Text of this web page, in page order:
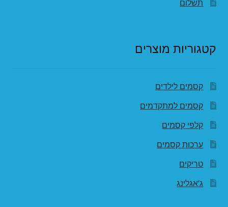
תשלום
קטגוריות מוצרים
קסמים לילדים
קסמים למתקדמים
קלפי קסמים
ערכות קסמים
טריקים
ג'אגלינג